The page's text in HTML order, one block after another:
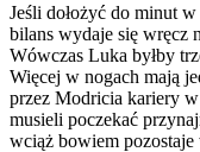
Jeśli dołożyć do minut
bilans wydaje się wręcz
Wówczas Luka byłby
Więcej w nogach mają
przez Modricia kariery
musieli poczekać
wciąż bowiem